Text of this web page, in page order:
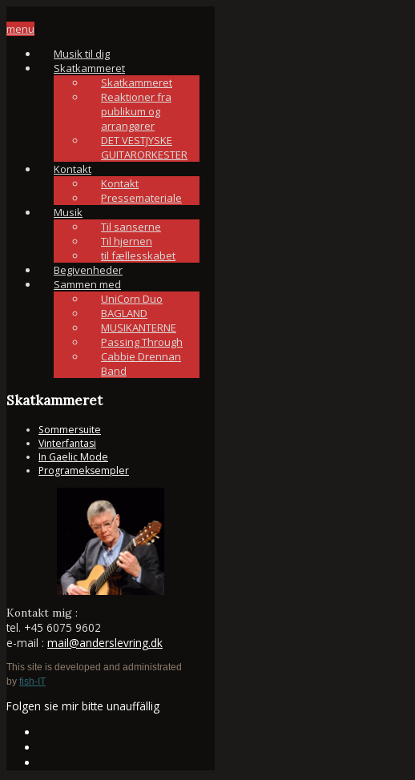
menu
Musik til dig
Skatkammeret
Skatkammeret
Reaktioner fra
publikum og
arrangører
DET VESTJYSKE
GUITARORKESTER
Kontakt
Kontakt
Pressemateriale
Musik
Til sanserne
Til hjernen
til fællesskabet
Begivenheder
Sammen med
UniCorn Duo
BAGLAND
MUSIKANTERNE
Passing Through
Cabbie Drennan
Band
Skatkammeret
Sommersuite
Vinterfantasi
In Gaelic Mode
Programeksempler
Kontakt mig :
tel. +45 6075 9602
e-mail : mail@anderslevring.dk
This site is developed and administrated
by fish-IT
Folgen sie mir bitte unauffällig